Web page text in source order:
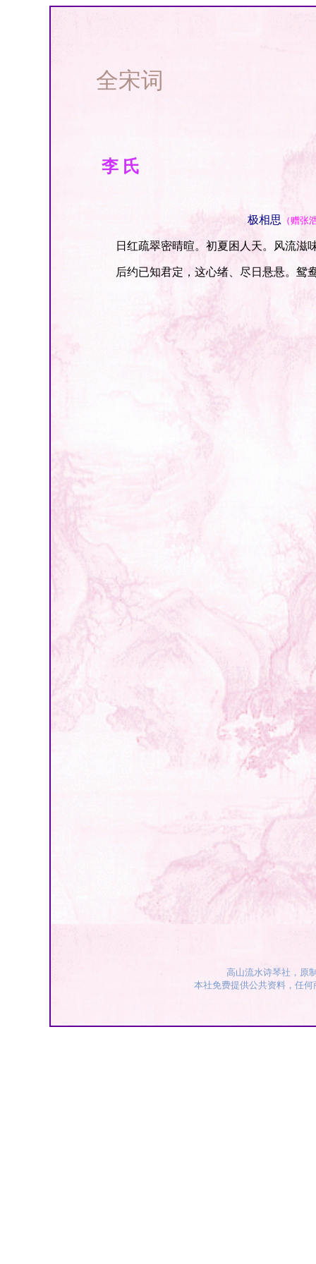
全宋词
李 氏
极相思 （赠张
日红疏翠密晴暄。初夏困人天。风流滋
后约已知君定，这心绪、尽日悬悬。鸳
高山流水诗琴社，原
本社免费提供公共资料，任